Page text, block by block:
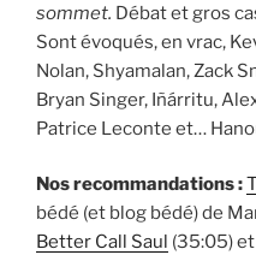
sommet. Débat et gros
Sont évoqués, en vrac,
Nolan, Shyamalan, Zack
Bryan Singer, Iñárritu,
Patrice Leconte et…
Nos recommandations :
bédé (et blog bédé) de
Better Call Saul (35:05) et